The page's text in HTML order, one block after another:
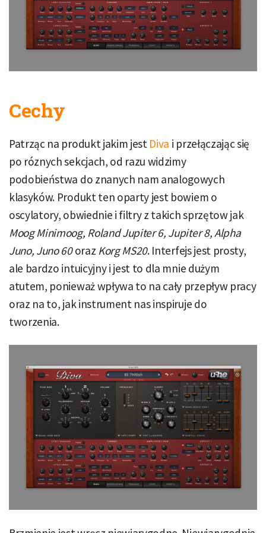
Cechy
Patrząc na produkt jakim jest Diva i przełączając się
po róznych sekcjach, od razu widzimy
podobieństwa do znanych nam analogowych
klasyków. Produkt ten oparty jest bowiem o
oscylatory, obwiednie i filtry z takich sprzętow jak
Moog Minimoog, Roland Jupiter 6, Jupiter 8, Alpha
Juno, Juno 60oraz Korg MS20. Interfejs jest prosty,
ale bardzo intuicyjny i jest to dla mnie dużym
atutem, ponieważ wpływa to na cały przepływ pracy
oraz na to, jak instrument nas inspiruje do
tworzenia.